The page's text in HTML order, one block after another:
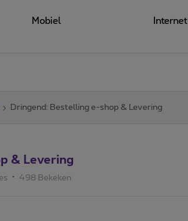
Mobiel Internet
Dringend: Bestelling e-shop & Levering
& Levering
498 Bekeken